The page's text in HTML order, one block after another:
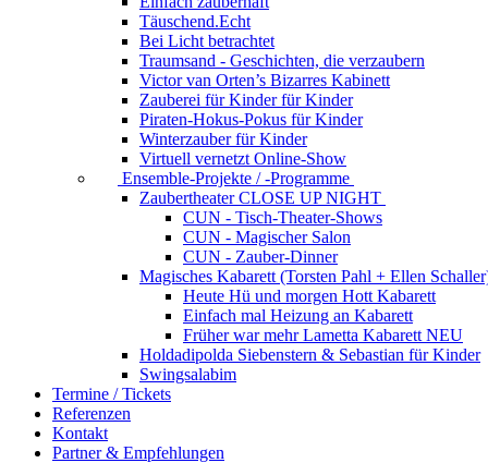
Täuschend.Echt
Bei Licht betrachtet
Traumsand - Geschichten, die verzaubern
Victor van Orten’s Bizarres Kabinett
Zauberei für Kinder für Kinder
Piraten-Hokus-Pokus für Kinder
Winterzauber für Kinder
Virtuell vernetzt Online-Show
Ensemble-Projekte / -Programme
Zaubertheater CLOSE UP NIGHT
CUN - Tisch-Theater-Shows
CUN - Magischer Salon
CUN - Zauber-Dinner
Magisches Kabarett (Torsten Pahl + Ellen
Heute Hü und morgen Hott Kabarett
Einfach mal Heizung an Kabarett
Früher war mehr Lametta Kabarett NEU
Holdadipolda Siebenstern & Sebastian für Kinder
Swingsalabim
Termine / Tickets
Referenzen
Kontakt
Partner & Empfehlungen